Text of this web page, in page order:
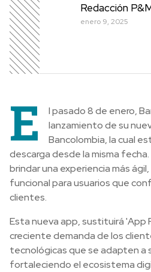
Redacción
enero 9, 2025
E
l pasado 8 de enero,
lanzamiento de su
Bancolombia, la cual
descarga desde la misma
brindar una experiencia más
funcional para usuarios que
clientes.
Esta nueva app, sustituirá 'App
creciente demanda de los
tecnológicas que se adapten a
fortaleciendo el ecosistema